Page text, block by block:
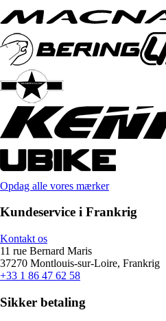
Opdag alle vores mærker
Kundeservice i Frankrig
Kontakt os
11 rue Bernard Maris
37270 Montlouis-sur-Loire, Frankrig
+33 1 86 47 62 58
Sikker betaling